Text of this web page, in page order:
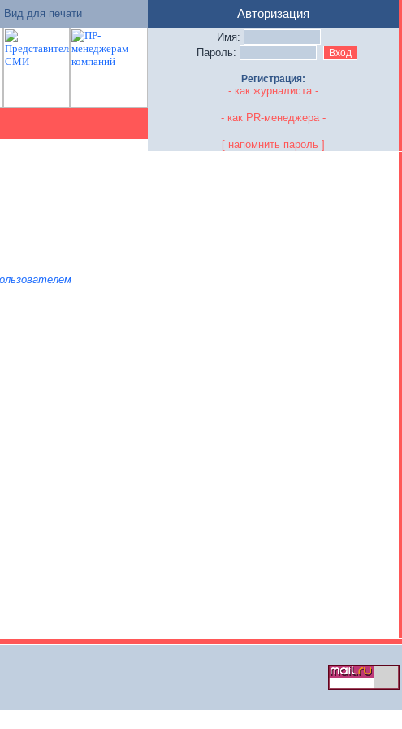
Вид для печати Авторизация
Имя:
Пароль:
Регистрация:
- как журналиста -
- как PR-менеджера -
[ напомнить пароль ]